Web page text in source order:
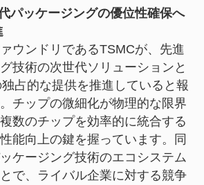
パッケージングの優位性確保へ
ウンドリであるTSMCが、先進
技術の次世代ソリューションと
占的な提供を推進していると報
チップの微細化が物理的な限界
数のチップを効率的に統合する
能向上の鍵を握っています。同
ケージング技術のエコシステム
で、ライバル企業に対する競争